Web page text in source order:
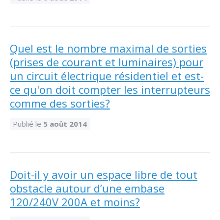
Inondations
Sinistre
Partenariats
Avantages et privilèges pour les membres
Le programme d'épargne collectif des fonds
d'investissement CORMEL | SÉCURE
Demande de validation d’un dispensateur
Demande de reconnaissance d’une formation
Quel est le nombre maximal de sorties
(prises de courant et luminaires) pour
un circuit électrique résidentiel et est-
ce qu'on doit compter les interrupteurs
comme des sorties?
Publié le 5 août 2014
Doit-il y avoir un espace libre de tout
obstacle autour d’une embase
120/240V 200A et moins?